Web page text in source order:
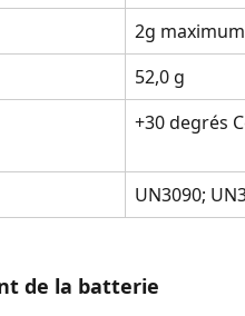
2g maximum
52,0 g
+30 degrés
UN3090;
de la batterie